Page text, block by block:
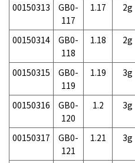
00150313
GB0-
117
1.17 2g
00150314
GB0-
118
1.18 2g
00150315
GB0-
119
1.19 3g
00150316
GB0-
120
1.2 3g
00150317
GB0-
121
1.21 3g